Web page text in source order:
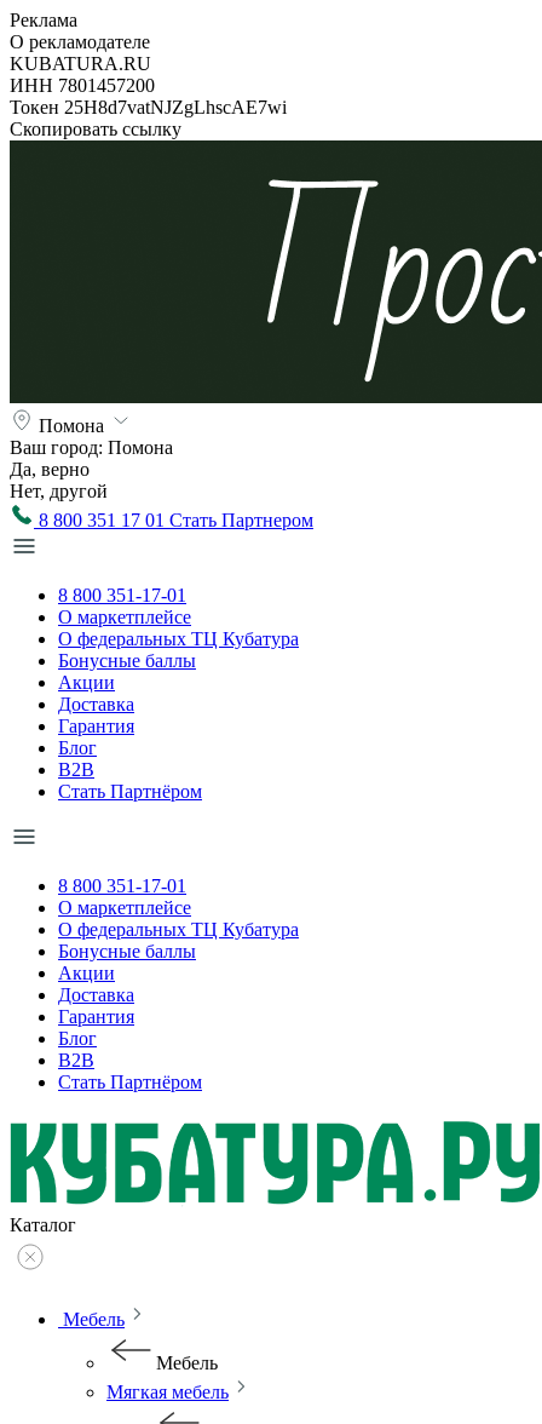
Реклама
О рекламодателе
KUBATURA.RU
ИНН 7801457200
Токен 25H8d7vatNJZgLhscAE7wi
Скопировать ссылку
Помона
Ваш город: Помона
Да, верно
Нет, другой
8 800 351 17 01 Стать Партнером
8 800 351-17-01
О маркетплейсе
О федеральных ТЦ Кубатура
Бонусные баллы
Акции
Доставка
Гарантия
Блог
B2B
Стать Партнёром
8 800 351-17-01
О маркетплейсе
О федеральных ТЦ Кубатура
Бонусные баллы
Акции
Доставка
Гарантия
Блог
B2B
Стать Партнёром
Каталог
Мебель
Мебель
Мягкая мебель